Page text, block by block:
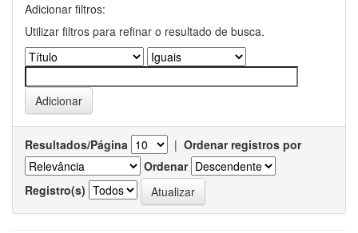
Adicionar filtros:
Utilizar filtros para refinar o resultado de busca.
Resultados/Página | Ordenar registros por
Ordenar
Registro(s)